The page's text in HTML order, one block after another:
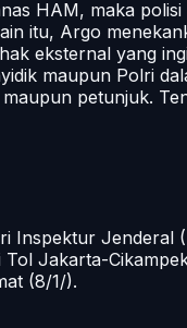
HAM, maka
itu, Argo
eksternal yang
maupun Polri
petunjuk.
Inspektur
Jakarta-
(8/1/).